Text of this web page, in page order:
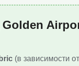
(в зависимости